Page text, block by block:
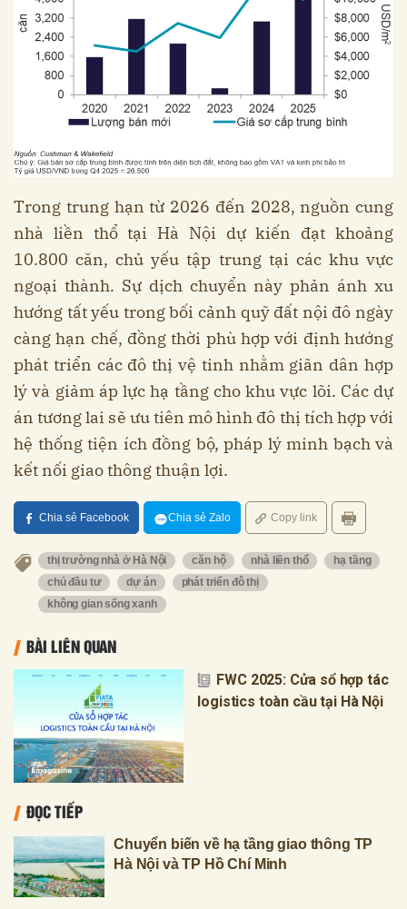
Trong trung hạn từ 2026 đến 2028, nguồn cung
nhà liền thổ tại Hà Nội dự kiến đạt khoảng
10.800 căn, chủ yếu tập trung tại các khu vực
ngoại thành. Sự dịch chuyển này phản ánh xu
hướng tất yếu trong bối cảnh quỹ đất nội đô ngày
càng hạn chế, đồng thời phù hợp với định hướng
phát triển các đô thị vệ tinh nhằm giãn dân hợp
lý và giảm áp lực hạ tầng cho khu vực lõi. Các dự
án tương lai sẽ ưu tiên mô hình đô thị tích hợp với
hệ thống tiện ích đồng bộ, pháp lý minh bạch và
kết nối giao thông thuận lợi.
Chia sẻ Facebook Chia sẻ Zalo Copy link
thị trường nhà ở Hà Nội căn hộ nhà liền thổ
hạ tầng
chủ đầu tư
dự án
phát triển đô thị
không gian sống xanh
BÀI LIÊN QUAN
FWC 2025: Cửa sổ hợp tác
logistics toàn cầu tại Hà Nội
ĐỌC TIẾP
Chuyển biến về hạ tầng giao thông TP
Hà Nội và TP Hồ Chí Minh